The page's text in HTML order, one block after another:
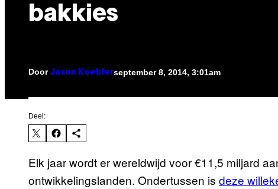
bakkies
Door Jason Koeblerseptember 8, 2014, 3:01am
Deel:
Elk jaar wordt er wereldwijd voor €11,5 miljard
ontwikkelingslanden. Ondertussen is deze